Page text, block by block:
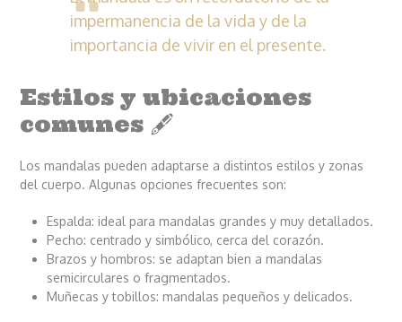
impermanencia de la vida y de la
importancia de vivir en el presente.
Estilos y ubicaciones
comunes 🖋️
Los mandalas pueden adaptarse a distintos estilos y zonas
del cuerpo. Algunas opciones frecuentes son:
Espalda: ideal para mandalas grandes y muy detallados.
Pecho: centrado y simbólico, cerca del corazón.
Brazos y hombros: se adaptan bien a mandalas
semicirculares o fragmentados.
Muñecas y tobillos: mandalas pequeños y delicados.